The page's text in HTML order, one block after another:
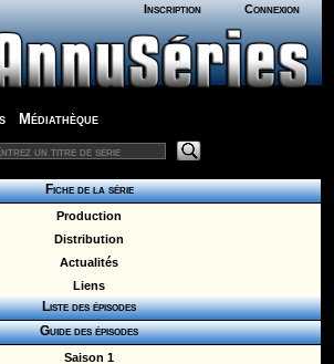
Inscription Connexion
Médiathèque
Fiche de la série
Production
Distribution
Actualités
Liens
Liste des épisodes
Guide des épisodes
Saison 1